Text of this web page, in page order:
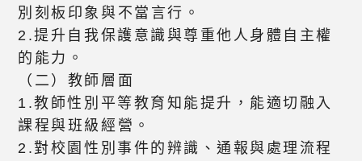
別刻板印象與不當言行。
2.提升自我保護意識與尊重他人身體自主權
的能力。
（二）教師層面
1.教師性別平等教育知能提升，能適切融入
課程與班級經營。
2.對校園性別事件的辨識、通報與處理流程